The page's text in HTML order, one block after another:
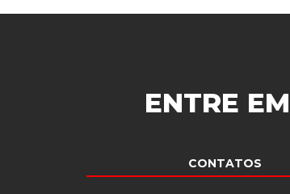
ENTRE
CONTATOS